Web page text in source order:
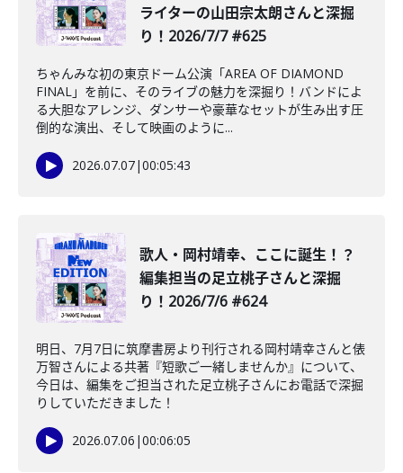
ライターの山田宗太朗さんと深掘
り！2026/7/7 #625
ちゃんみな初の東京ドーム公演「AREA OF DIAMOND
FINAL」を前に、そのライブの魅力を深掘り！バンドによ
る大胆なアレンジ、ダンサーや豪華なセットが生み出す圧
倒的な演出、そして映画のように...
2026.07.07|00:05:43
️歌人・岡村靖幸、ここに誕生！？
編集担当の足立桃子さんと深掘
り！2026/7/6 #624
明日、7月7日に筑摩書房より刊行される岡村靖幸さんと俵
万智さんによる共著『短歌ご一緒しませんか』について、
今日は、編集をご担当された足立桃子さんにお電話で深掘
りしていただきました！
2026.07.06 |00:06:05